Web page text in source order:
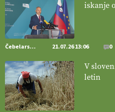
[EKOloško = LOGIČNO ]
Pet-
naravno peneče vino, tudi v Sloveniji.
https://t.co/9fpqD3fCrE @EUAgri
https://t.co/iQ8HkdQnsD
[EKOloško = LOGIČNO ]
pridelava z mislijo na naravo.
@EUAgri #IMCAP #CAP https://t.co/
iskanje
Čebelarstvo 21.07.26 13:06 0
V
letin